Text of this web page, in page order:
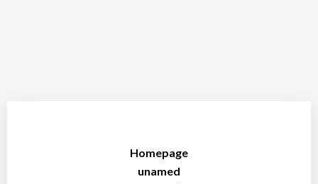
Homepage
unamed